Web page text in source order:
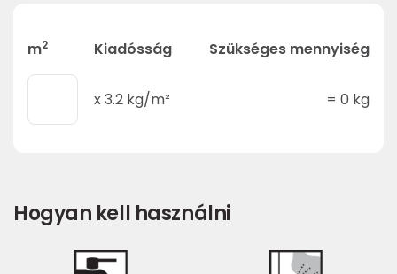
m2 Kiadósság Szükséges mennyiség
x3.2kg/m² = 0 kg
Hogyan kell használni